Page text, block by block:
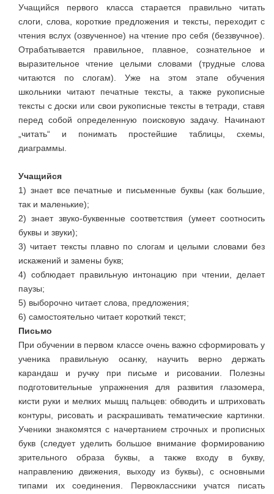
Учащийся первого класса старается правильно читать
слоги, слова, короткие предложения и тексты, переходит с
чтения вслух (озвученное) на чтение про себя (беззвучное).
Отрабатывается правильное, плавное, сознательное и
выразительное чтение целыми словами (трудные слова
читаются по слогам). Уже на этом этапе обучения
школьники читают печатные тексты, а также рукописные
тексты с доски или свои рукописные тексты в тетради, ставя
перед собой определенную поисковую задачу. Начинают
„читать“ и понимать простейшие таблицы, схемы,
диаграммы.
Учащийся
1) знает все печатные и письменные буквы (как большие,
так и маленькие);
2) знает звуко-буквенные соответствия (умеет соотносить
буквы и звуки);
3) читает тексты плавно по слогам и целыми словами без
искажений и замены букв;
4) соблюдает правильную интонацию при чтении, делает
паузы;
5) выборочно читает слова, предложения;
6) самостоятельно читает короткий текст;
Письмо
При обучении в первом классе очень важно сформировать у
ученика правильную осанку, научить верно держать
карандаш и ручку при письме и рисовании. Полезны
подготовительные упражнения для развития глазомера,
кисти руки и мелких мышц пальцев: обводить и штриховать
контуры, рисовать и раскрашивать тематические картинки.
Ученики знакомятся с начертанием строчных и прописных
букв (следует уделить большое внимание формированию
зрительного образа буквы, а также входу в букву,
направлению движения, выходу из буквы), с основными
типами их соединения. Первоклассники учатся писать